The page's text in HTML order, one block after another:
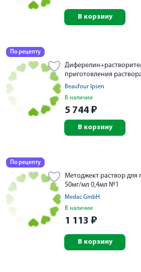
В корзину
По рецепту
приготовления
Beaufour Ipsen
В наличии
5 744 ₽
В корзину
По рецепту
Методжект раствор для
50мг/мл 0,4мл №1
Medac GmbH
В наличии
1 113 ₽
В корзину